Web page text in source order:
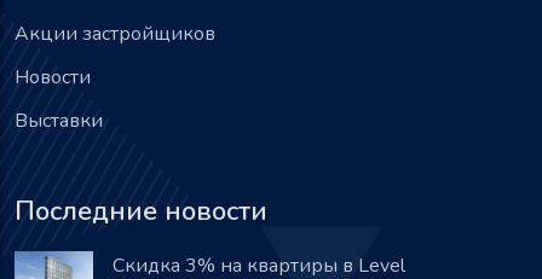
Акции застройщиков
Новости
Выставки
Последние новости
Скидка 3% на квартиры в Level